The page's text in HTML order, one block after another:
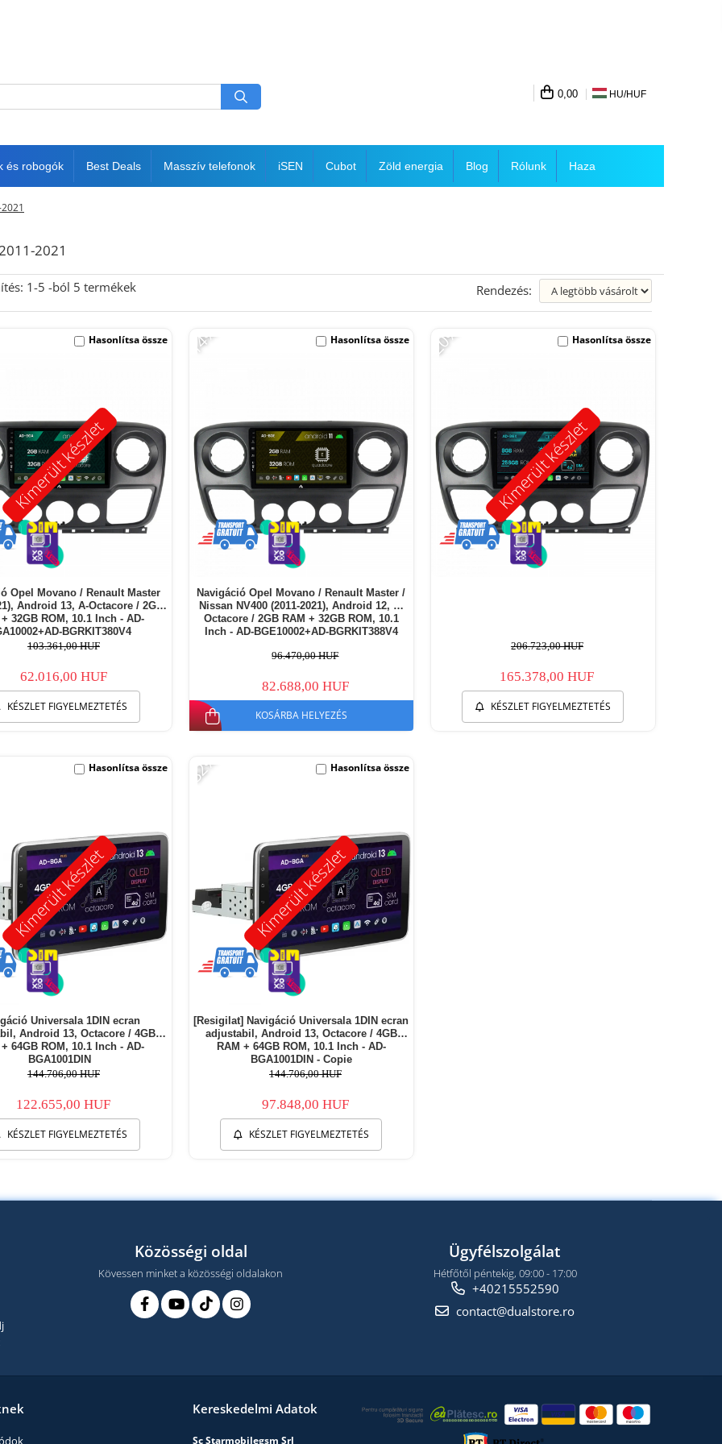
0,00 HU/HUF
és robogók Best Deals Masszív telefonok iSEN Cubot Zöld energia Blog Rólunk Haza
2021
1-5 -ból 5 termékek Rendezés:
Kimerült készlet
Opel Movano / Renault Master
Android 13, A-Octacore / 2GB
+ 32GB ROM, 10.1 Inch - AD-
BGRKIT380V4
103.361,00 HUF
62.016,00 HUF
KÉSZLET FIGYELMEZTETÉS
Hasonlítsa össze -14%
Navigáció Opel Movano / Renault Master /
Nissan NV400 (2011-2021), Android 12, E-
Octacore / 2GB RAM + 32GB ROM, 10.1
Inch - AD-BGE10002+AD-BGRKIT388V4
96.470,00 HUF
82.688,00 HUF
KOSÁRBA HELYEZÉS
Hasonlítsa össze
Kimerült készlet
-20%
206.723,00 HUF
165.378,00 HUF
KÉSZLET FIGYELMEZTETÉS
Hasonlítsa össze
Kimerült készlet
Universala 1DIN ecran
Android 13, Octacore / 4GB
+ 64GB ROM, 10.1 Inch - AD-
BGA1001DIN
144.706,00 HUF
122.655,00 HUF
KÉSZLET FIGYELMEZTETÉS
Hasonlítsa össze
Kimerült készlet
-32%
[Resigilat] Navigáció Universala 1DIN ecran
adjustabil, Android 13, Octacore / 4GB
RAM + 64GB ROM, 10.1 Inch - AD-
BGA1001DIN - Copie
144.706,00 HUF
97.848,00 HUF
KÉSZLET FIGYELMEZTETÉS
Hasonlítsa össze
Közösségi oldal
Kövessen minket a közösségi oldalakon
Ügyfélszolgálat
Hétfőtől péntekig, 09:00 - 17:00
+40215552590
contact@dualstore.ro
Kereskedelmi Adatok
Sc Starmobilegsm Srl